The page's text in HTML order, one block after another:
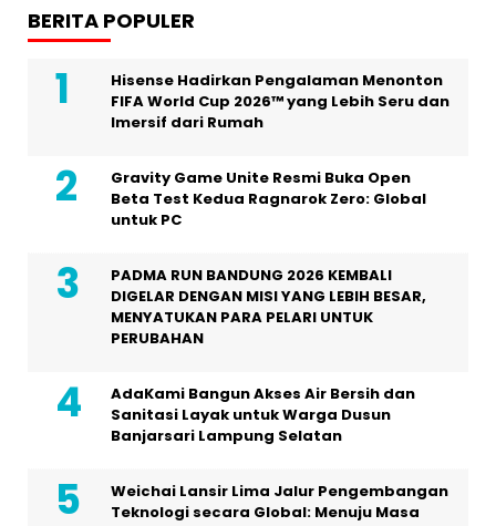
BERITA POPULER
Hisense Hadirkan Pengalaman Menonton
FIFA World Cup 2026™ yang Lebih Seru dan
Imersif dari Rumah
Gravity Game Unite Resmi Buka Open
Beta Test Kedua Ragnarok Zero: Global
untuk PC
PADMA RUN BANDUNG 2026 KEMBALI
DIGELAR DENGAN MISI YANG LEBIH BESAR,
MENYATUKAN PARA PELARI UNTUK
PERUBAHAN
AdaKami Bangun Akses Air Bersih dan
Sanitasi Layak untuk Warga Dusun
Banjarsari Lampung Selatan
Weichai Lansir Lima Jalur Pengembangan
Teknologi secara Global: Menuju Masa